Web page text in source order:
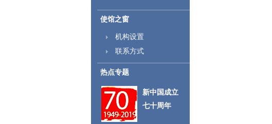
使馆之窗
机构设置
联系方式
热点专题
新中国成立
七十周年